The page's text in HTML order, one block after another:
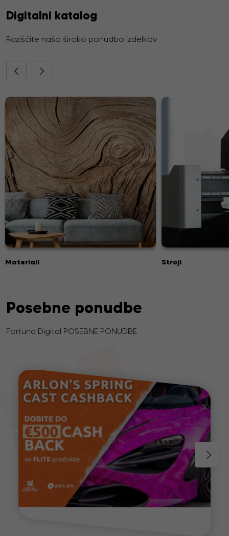
Digitalni katalog
Raziščite našo široko ponudbo izdelkov
Materiali Stroji
Posebne ponudbe
Fortuna Digital POSEBNE PONUDBE